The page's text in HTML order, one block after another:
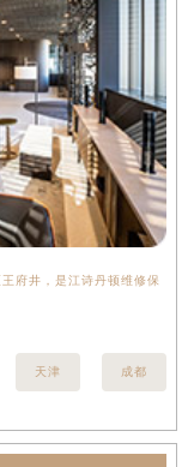
府井，是江诗丹顿维修保
天津 成都